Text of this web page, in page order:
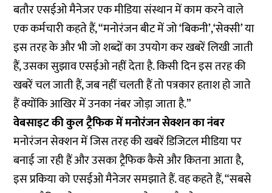
बतौर एसईओ मैनेजर एक मीडिया संस्थान में काम करने वाले
एक कर्मचारी कहते हैं, “मनोरंजन बीट में जो ‘बिकनी’,‘सेक्सी’ या
इस तरह के और भी जो शब्दों का उपयोग कर खबरें लिखी जाती
हैं, उसका सुझाव एसईओ नहीं देता है. किसी दिन इस तरह की
खबरें चल जाती हैं, जब नहीं चलती हैं तो पत्रकार हताश हो जाते
हैं क्योंकि आखिर में उनका नंबर जोड़ा जाता है.”
वेबसाइट की कुल ट्रैफिक में मनोरंजन सेक्शन का नंबर
मनोरंजन सेक्शन में जिस तरह की खबरें डिजिटल मीडिया पर
बनाई जा रही हैं और उसका ट्रैफिक कैसे और कितना आता है,
इस प्रकिया को एसईओ मैनेजर समझाते हैं. वह कहते हैं, “सबसे